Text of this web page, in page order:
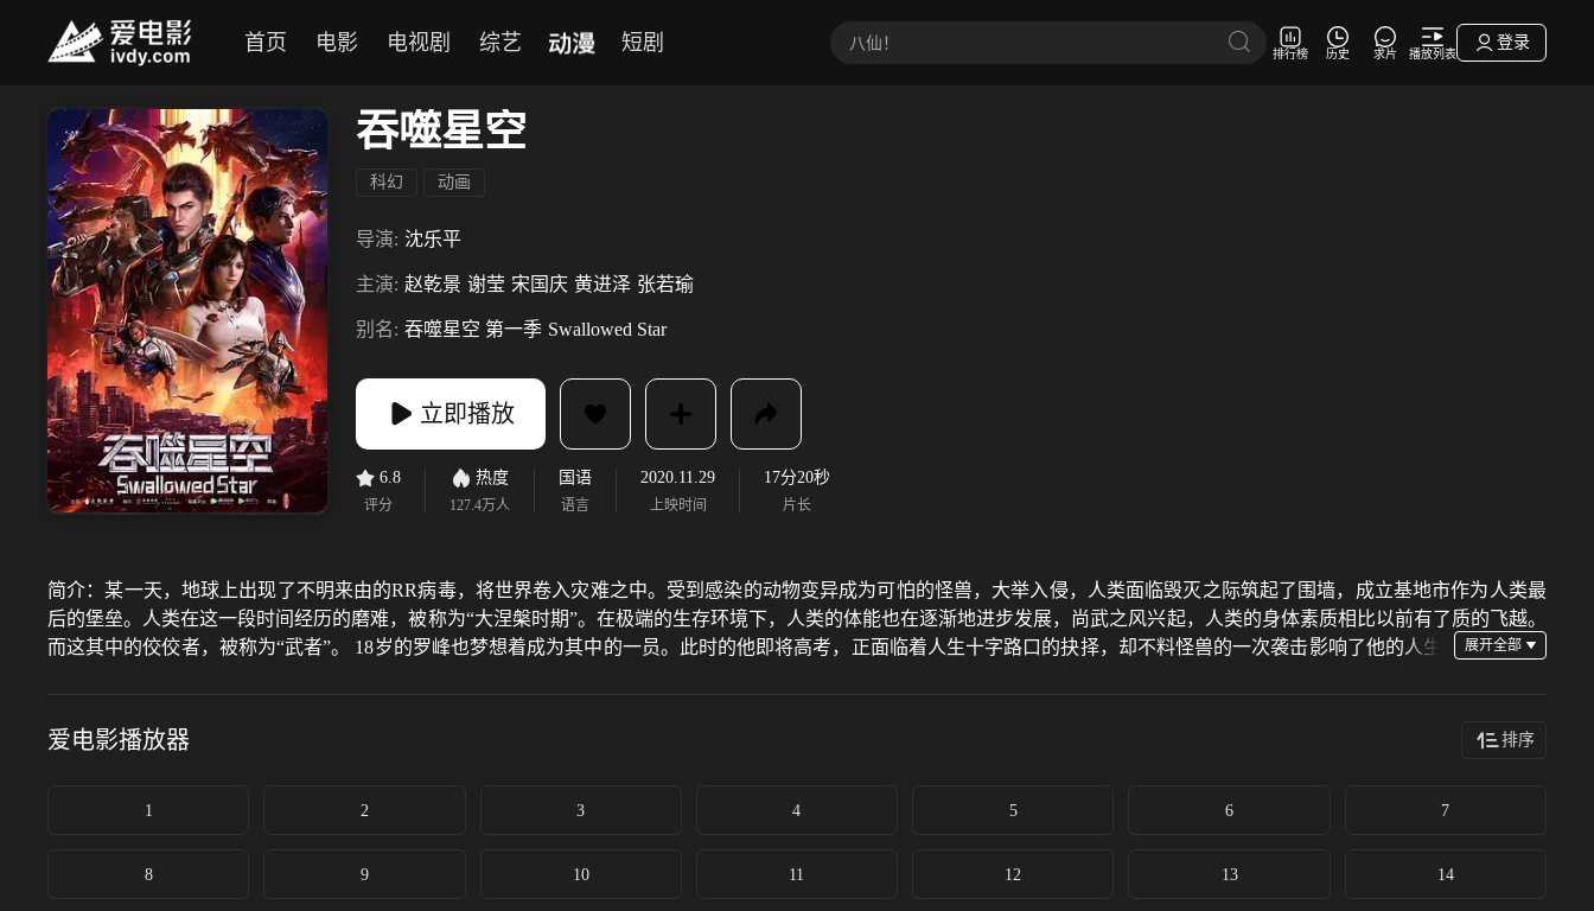
首页 电影 电视剧 综艺 动漫 短剧 排行榜 历史 求片 播放列表
登录
吞噬星空
科幻 动画
导演: 沈乐平
主演: 赵乾景 谢莹 宋国庆 黄进泽 张若瑜
别名: 吞噬星空 第一季 Swallowed Star
立即播放
6.8
评分
热度
127.4万人
国语
语言
2020.11.29
上映时间
17分20秒
片长
简介： 某一天，地球上出现了不明来由的RR病毒，将世界卷入灾难之中。受到感染的动物变异成为可怕的怪兽，大举入侵，人类面临毁灭之际筑起了围墙，成立基地市作为人类最
后的堡垒。人类在这一段时间经历的磨难，被称为“大涅槃时期”。在极端的生存环境下，人类的体能也在逐渐地进步发展，尚武之风兴起，人类的身体素质相比以前有了质的飞越。
而这其中的佼佼者，被称为“武者”。 18岁的罗峰也梦想着成为其中的一员。此时的他即将高考，正面临着人生十字路口的抉择，却不料怪兽的一次袭击影响了他的人生
爱电影播放器 排序
1 2 3 4 5 6 7
8 9 10 11 12 13 14